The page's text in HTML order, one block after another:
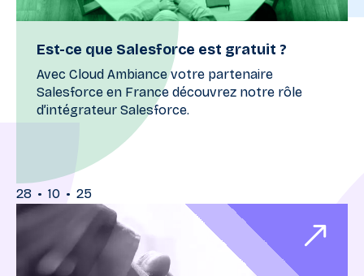
Est-ce que Salesforce est gratuit ?
Avec Cloud Ambiance votre partenaire
Salesforce en France découvrez notre rôle
d’intégrateur Salesforce.
28 • 10 • 25